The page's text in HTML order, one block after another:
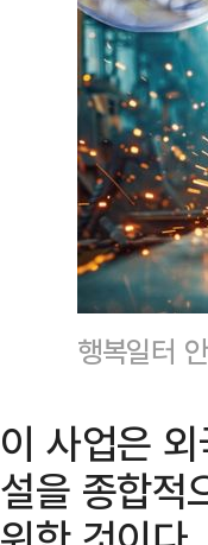
행복일터
이 사업은
설을 종합적